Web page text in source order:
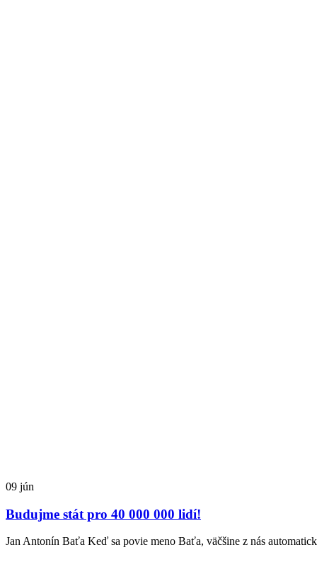
09 jún
Budujme stát pro 40 000 000 lidí!
Jan Antonín Baťa Keď sa povie meno Baťa, väčšine z nás